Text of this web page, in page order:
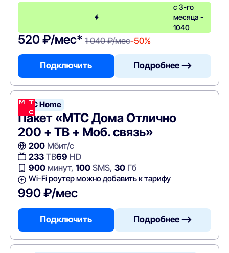
с 3-го
месяца -
1040
520 ₽/мес* 1 040 ₽/мес-50%
Подключить Подробнее —>
МТС Home
Пакет «МТС Дома Отлично
200 + ТВ + Моб. связь»
200Мбит/с
233ТВ69 HD
900минут, 100SMS, 30Гб
Wi-Fi роутер можно добавить к тарифу
990 ₽/мес
Подключить Подробнее —>